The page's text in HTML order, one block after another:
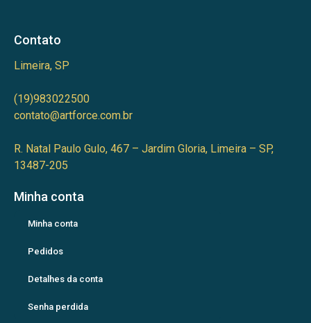
Contato
Limeira, SP
(19)983022500
contato@artforce.com.br
R. Natal Paulo Gulo, 467 – Jardim Gloria, Limeira – SP,
13487-205
Minha conta
Minha conta
Pedidos
Detalhes da conta
Senha perdida